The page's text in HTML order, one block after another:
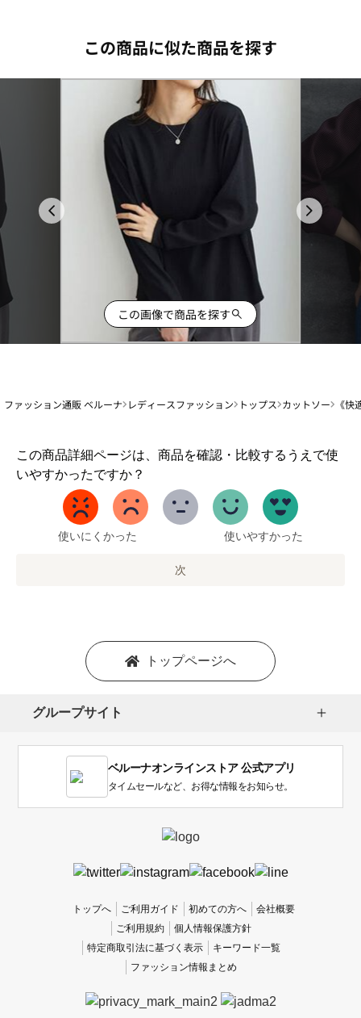
この商品に似た商品を探す
この画像で商品を探す
ファッション通販 ベルーナ レディースファッション トップス カットソー 《
この商品詳細ページは、商品を確認・比較するうえで使
いやすかったですか？
1
か
い
使いにくかった 使いやすかった
次
トップページへ
グループサイト
ベルーナオンラインストア 公式アプリ
タイムセールなど、お得な情報をお知らせ。
トップへ ご利用ガイド 初めての方へ
会社概要
ご利用規約
個人情報保護方針
特定商取引法に基づく表示
キーワード一覧
ファッション情報まとめ